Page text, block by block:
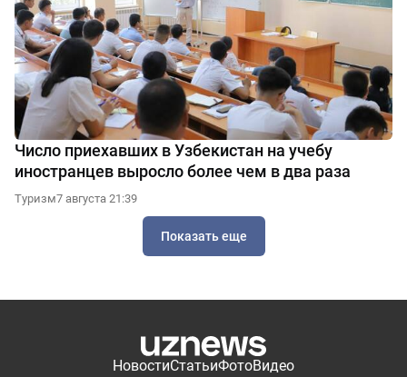
Число приехавших в Узбекистан на учебу
иностранцев выросло более чем в два раза
Туризм7 августа 21:39
Показать еще
НовостиСтатьиФотоВидео